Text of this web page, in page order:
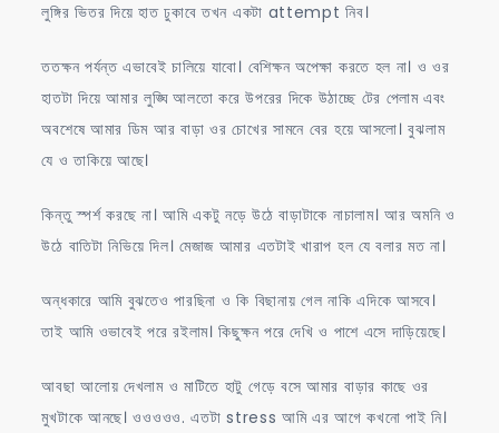
লুঙ্গির ভিতর দিয়ে হাত ঢুকাবে তখন একটা attempt নিব।
ততক্ষন পর্যন্ত এভাবেই চালিয়ে যাবো। বেশিক্ষন অপেক্ষা করতে হল না। ও ওর
হাতটা দিয়ে আমার লুঙ্ঘি আলতো করে উপরের দিকে উঠাচ্ছে টের পেলাম এবং
অবশেষে আমার ডিম আর বাড়া ওর চোখের সামনে বের হয়ে আসলো। বুঝলাম
যে ও তাকিয়ে আছে।
কিন্তু স্পর্শ করছে না। আমি একটু নড়ে উঠে বাড়াটাকে নাচালাম। আর অমনি ও
উঠে বাতিটা নিভিয়ে দিল। মেজাজ আমার এতটাই খারাপ হল যে বলার মত না।
অন্ধকারে আমি বুঝতেও পারছিনা ও কি বিছানায় গেল নাকি এদিকে আসবে।
তাই আমি ওভাবেই পরে রইলাম। কিছুক্ষন পরে দেখি ও পাশে এসে দাড়িয়েছে।
আবছা আলোয় দেখলাম ও মাটিতে হাটু গেড়ে বসে আমার বাড়ার কাছে ওর
মুখটাকে আনছে। ওওওওও. এতটা stress আমি এর আগে কখনো পাই নি।